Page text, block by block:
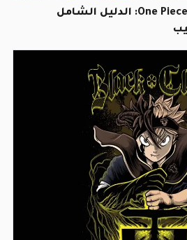
طاقم قبعة القش في One Piece: الدليل الشامل